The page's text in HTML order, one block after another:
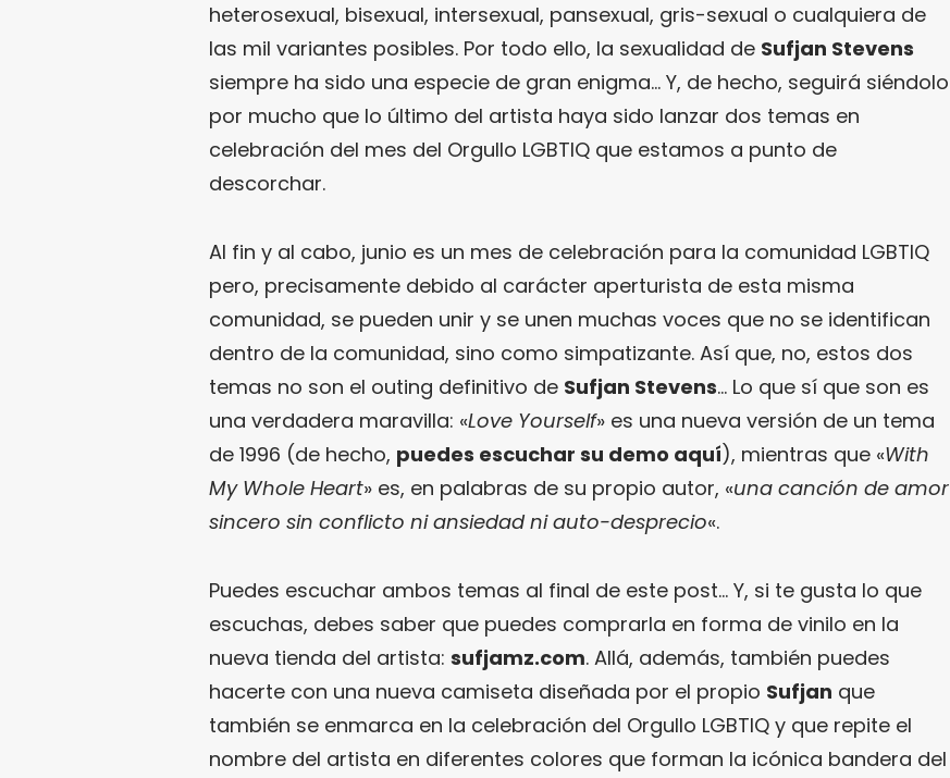
heterosexual, bisexual, intersexual, pansexual, gris-sexual o cualquiera de
las mil variantes posibles. Por todo ello, la sexualidad de Sufjan Stevens
siempre ha sido una especie de gran enigma… Y, de hecho, seguirá siéndolo
por mucho que lo último del artista haya sido lanzar dos temas en
celebración del mes del Orgullo LGBTIQ que estamos a punto de
descorchar.
Al fin y al cabo, junio es un mes de celebración para la comunidad LGBTIQ
pero, precisamente debido al carácter aperturista de esta misma
comunidad, se pueden unir y se unen muchas voces que no se identifican
dentro de la comunidad, sino como simpatizante. Así que, no, estos dos
temas no son el outing definitivo de Sufjan Stevens… Lo que sí que son es
una verdadera maravilla: «Love Yourself» es una nueva versión de un tema
de 1996 (de hecho, puedes escuchar su demo aquí), mientras que «With
My Whole Heart» es, en palabras de su propio autor, «una canción de amor
sincero sin conflicto ni ansiedad ni auto-desprecio«.
Puedes escuchar ambos temas al final de este post… Y, si te gusta lo que
escuchas, debes saber que puedes comprarla en forma de vinilo en la
nueva tienda del artista: sufjamz.com. Allá, además, también puedes
hacerte con una nueva camiseta diseñada por el propio Sufjan que
también se enmarca en la celebración del Orgullo LGBTIQ y que repite el
nombre del artista en diferentes colores que forman la icónica bandera del